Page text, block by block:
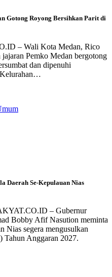
Gotong Royong Bersihkan Parit di
– Wali Kota Medan, Rico
Pemko Medan bergotong
dan dipenuhi
Kelurahan…
Daerah Se-Kepulauan Nias
– Gubernur
Bobby Afif Nasution meminta
Nias segera mengusulkan
Tahun Anggaran 2027.